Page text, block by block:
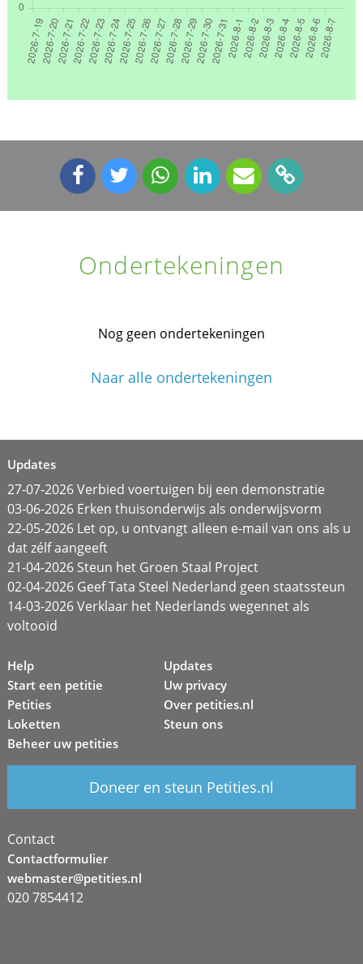
Ondertekeningen
Nog geen ondertekeningen
Naar alle ondertekeningen
Updates
27-07-2026 Verbied voertuigen bij een demonstratie
03-06-2026 Erken thuisonderwijs als onderwijsvorm
22-05-2026 Let op, u ontvangt alleen e-mail van ons als u
dat zélf aangeeft
21-04-2026 Steun het Groen Staal Project
02-04-2026 Geef Tata Steel Nederland geen staatssteun
14-03-2026 Verklaar het Nederlands wegennet als
voltooid
Help
Start een petitie
Petities
Loketten
Beheer uw petities
Updates
Uw privacy
Over petities.nl
Steun ons
Doneer en steun Petities.nl
Contact
Contactformulier
webmaster@petities.nl
020 7854412